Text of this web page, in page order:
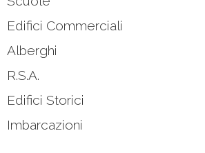
Edifici Commerciali
Alberghi
R.S.A.
Edifici Storici
Imbarcazioni